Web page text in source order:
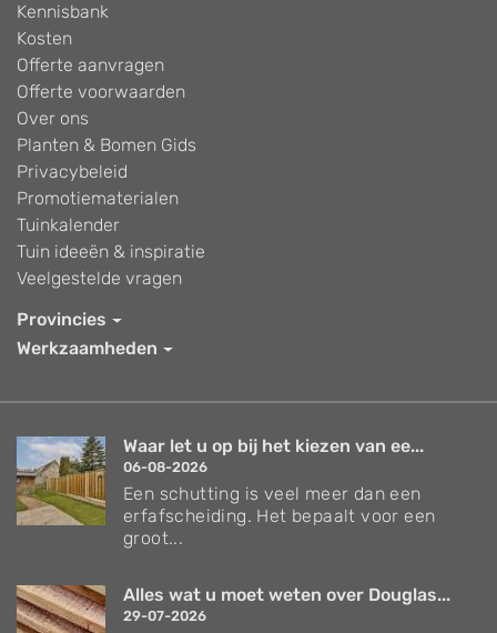
Kennisbank
Kosten
Offerte aanvragen
Offerte voorwaarden
Over ons
Planten & Bomen Gids
Privacybeleid
Promotiematerialen
Tuinkalender
Tuin ideeën & inspiratie
Veelgestelde vragen
Provincies
Werkzaamheden
Waar let u op bij het kiezen van ee...
06-08-2026
Een schutting is veel meer dan een
erfafscheiding. Het bepaalt voor een
groot...
Alles wat u moet weten over Douglas...
29-07-2026